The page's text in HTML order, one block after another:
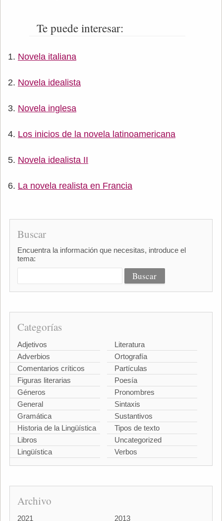
Te puede interesar:
Novela italiana
Novela idealista
Novela inglesa
Los inicios de la novela latinoamericana
Novela idealista II
La novela realista en Francia
Buscar
Encuentra la información que necesitas, introduce el
tema:
Categorías
Adjetivos
Adverbios
Comentarios críticos
Figuras literarias
Géneros
General
Gramática
Historia de la Lingüística
Libros
Lingüística
Literatura
Ortografía
Partículas
Poesía
Pronombres
Sintaxis
Sustantivos
Tipos de texto
Uncategorized
Verbos
Archivo
2021 2013